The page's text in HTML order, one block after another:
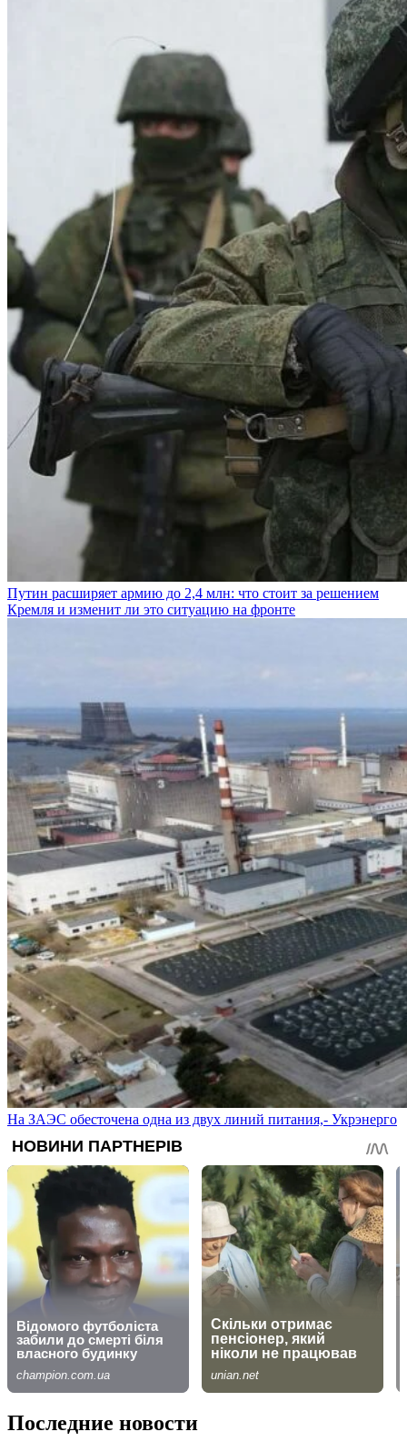
Путин расширяет армию до 2,4 млн: что стоит за решением
Кремля и изменит ли это ситуацию на фронте
На ЗАЭС обесточена одна из двух линий питания,- Укрэнерго
Последние новости